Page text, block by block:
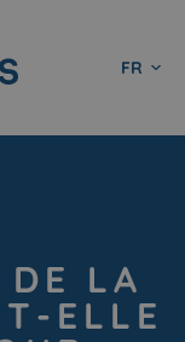
FR
LA
ELLE